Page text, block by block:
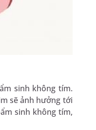
sinh không tím.
sẽ ảnh hưởng tới
sinh không tím,